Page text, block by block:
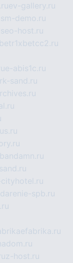
ev-gallery.ru
demo.ru
host.ru
e-abis1c.ru
sand.ru
bandamn.ru
spb.ru
z-host.ru